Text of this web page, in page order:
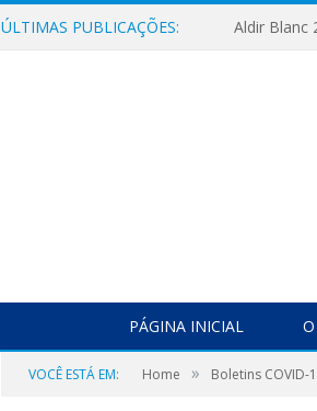
ÚLTIMAS PUBLICAÇÕES: Aldir Blanc
PÁGINA INICIAL
VOCÊ ESTÁ EM: Home » Boletins COVID-